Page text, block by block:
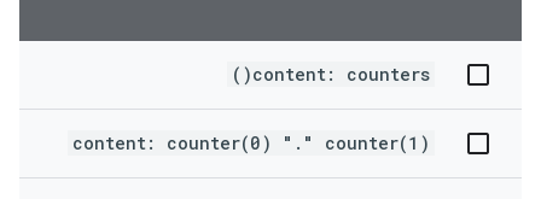
content: counters()
content: counter(0) "." counter(1)